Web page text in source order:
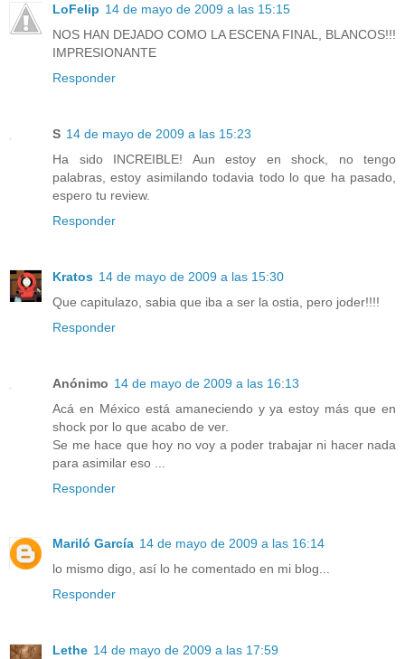
LoFelip 14 de mayo de 2009 a las 15:15
NOS HAN DEJADO COMO LA ESCENA FINAL, BLANCOS!!!
IMPRESIONANTE
Responder
S 14 de mayo de 2009 a las 15:23
Ha sido INCREIBLE! Aun estoy en shock, no tengo
palabras, estoy asimilando todavia todo lo que ha pasado,
espero tu review.
Responder
Kratos 14 de mayo de 2009 a las 15:30
Que capitulazo, sabia que iba a ser la ostia, pero joder!!!!
Responder
Anónimo 14 de mayo de 2009 a las 16:13
Acá en México está amaneciendo y ya estoy más que en
shock por lo que acabo de ver.
Se me hace que hoy no voy a poder trabajar ni hacer nada
para asimilar eso ...
Responder
Mariló García 14 de mayo de 2009 a las 16:14
lo mismo digo, así lo he comentado en mi blog...
Responder
Lethe 14 de mayo de 2009 a las 17:59